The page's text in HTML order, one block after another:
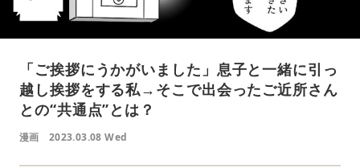
「ご挨拶にうかがいました」息子と一緒に引っ
越し挨拶をする私→そこで出会ったご近所さん
との“共通点”とは？
漫画 2023.03.08 Wed